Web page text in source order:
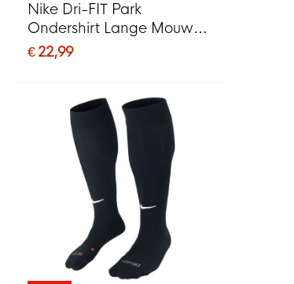
Nike Dri-FIT Park
Ondershirt Lange Mouwen
Kids Groen
€ 22,99